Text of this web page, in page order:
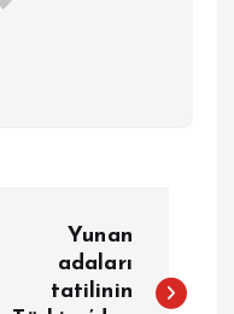
Yunan
adaları
tatilinin